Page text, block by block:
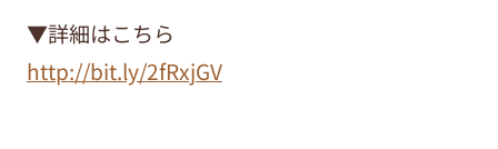
▼詳細はこちら
http://bit.ly/2fRxjGV